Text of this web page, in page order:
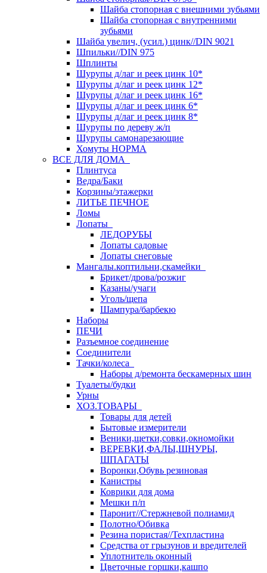
Шайба стопорная с внешними зубьями
Шайба стопорная с внутренними
зубьями
Шайба увелич, (усил.) цинк//DIN 9021
Шпильки//DIN 975
Шплинты
Шурупы д/лаг и реек цинк 10*
Шурупы д/лаг и реек цинк 12*
Шурупы д/лаг и реек цинк 16*
Шурупы д/лаг и реек цинк 6*
Шурупы д/лаг и реек цинк 8*
Шурупы по дереву ж/п
Шурупы самонарезающие
Хомуты НОРМА
ВСЕ ДЛЯ ДОМА
Плинтуса
Ведра/Баки
Корзины/этажерки
ЛИТЬЕ ПЕЧНОЕ
Ломы
Лопаты
ЛЕДОРУБЫ
Лопаты садовые
Лопаты снеговые
Мангалы.коптильни,скамейки
Брикет/дрова/розжиг
Казаны/учаги
Уголь/щепа
Шампура/барбекю
Наборы
ПЕЧИ
Разъемное соединение
Соединители
Тачки/колеса
Наборы д/ремонта бескамерных шин
Туалеты/будки
Урны
ХОЗ.ТОВАРЫ
Товары для детей
Бытовые измерители
Веники,щетки,совки,окномойки
ВЕРЕВКИ,ФАЛЫ,ШНУРЫ,
ШПАГАТЫ
Воронки,Обувь резиновая
Канистры
Коврики для дома
Мешки п/п
Паронит//Стержневой полиамид
Полотно/Обивка
Резина пористая//Техпластина
Средства от грызунов и вредителей
Уплотнитель оконный
Цветочные горшки,кашпо